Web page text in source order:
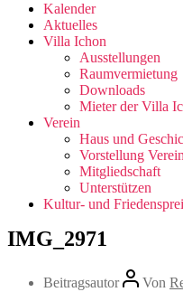
Kalender
Aktuelles
Villa Ichon
Ausstellungen
Raumvermietung
Downloads
Mieter der Villa
Verein
Haus und
Vorstellung
Mitgliedschaft
Unterstützen
Kultur- und
IMG_2971
Beitragsautor Von